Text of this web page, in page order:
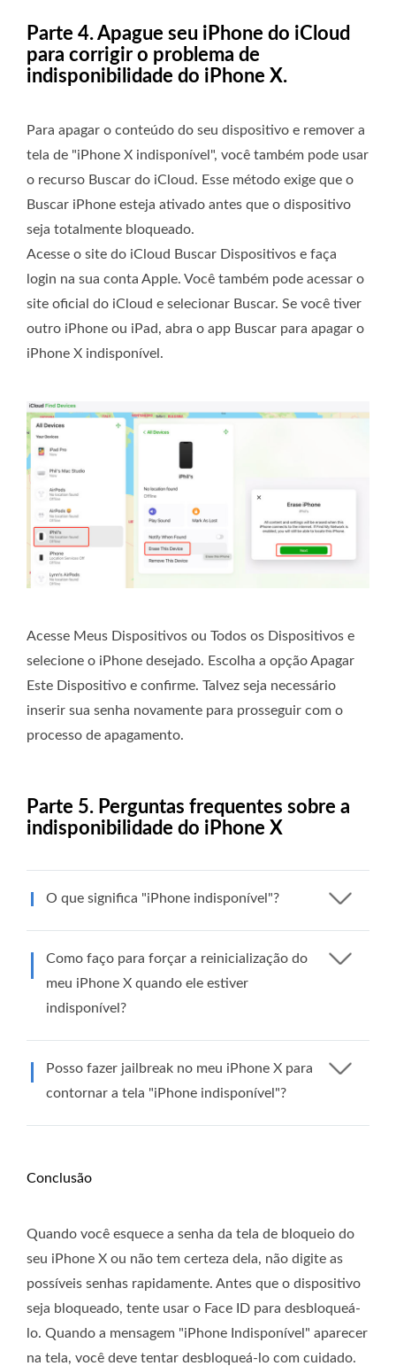
Parte 4. Apague seu iPhone do iCloud
para corrigir o problema de
indisponibilidade do iPhone X.
Para apagar o conteúdo do seu dispositivo e remover a
tela de "iPhone X indisponível", você também pode usar
o recurso Buscar do iCloud. Esse método exige que o
Buscar iPhone esteja ativado antes que o dispositivo
seja totalmente bloqueado.
Acesse o site do iCloud Buscar Dispositivos e faça
login na sua conta Apple. Você também pode acessar o
site oficial do iCloud e selecionar Buscar. Se você tiver
outro iPhone ou iPad, abra o app Buscar para apagar o
iPhone X indisponível.
Acesse Meus Dispositivos ou Todos os Dispositivos e
selecione o iPhone desejado. Escolha a opção Apagar
Este Dispositivo e confirme. Talvez seja necessário
inserir sua senha novamente para prosseguir com o
processo de apagamento.
Parte 5. Perguntas frequentes sobre a
indisponibilidade do iPhone X
O que significa "iPhone indisponível"?
Como faço para forçar a reinicialização do
meu iPhone X quando ele estiver
indisponível?
Posso fazer jailbreak no meu iPhone X para
contornar a tela "iPhone indisponível"?
Conclusão
Quando você esquece a senha da tela de bloqueio do
seu iPhone X ou não tem certeza dela, não digite as
possíveis senhas rapidamente. Antes que o dispositivo
seja bloqueado, tente usar o Face ID para desbloqueá-
lo. Quando a mensagem "iPhone Indisponível" aparecer
na tela, você deve tentar desbloqueá-lo com cuidado.